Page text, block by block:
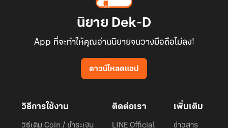
นิยาย Dek-D
App ที่จะทำให้คุณอ่านนิยายจนวางมือถือไม่ลง!
ดาวน์โหลดแอป
วิธีการใช้งาน
วิธีเติม Coin / ชำระเงิน
ติดต่อเรา
LINE Official
เพิ่มเติม
ข่าวสาร